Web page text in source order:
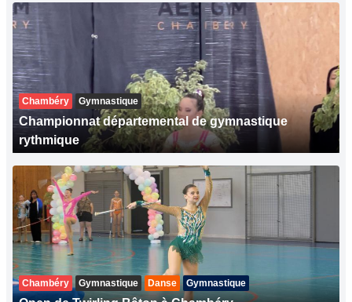
Chambéry Gymnastique
Championnat départemental de gymnastique
rythmique
Chambéry Gymnastique Danse Gymnastique